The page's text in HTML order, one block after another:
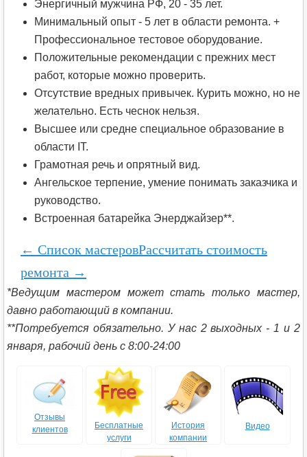
Энергичный мужчина РФ, 20 - 35 лет.
Минимальный опыт - 5 лет в области ремонта. +
Профессиональное тестовое оборудование.
Положительные рекомендации с прежних мест
работ, которые можно проверить.
Отсутствие вредных привычек. Курить можно, но не
желательно. Есть чеснок нельзя.
Высшее или средне специальное образование в
области IT.
Грамотная речь и опрятный вид.
Ангельское терпение, умение понимать заказчика и
руководство.
Встроенная батарейка Энерджайзер**.
← Список мастеровРассчитать стоимость
ремонта →
*Ведущим мастером может стать только мастер,
давно работающий в компании.
**Потребуется обязательно. У нас 2 выходных - 1 и 2
января, рабочий день с 8:00-24:00
Отзывы
клиентов
Бесплатные
услуги
История
компании
Видео